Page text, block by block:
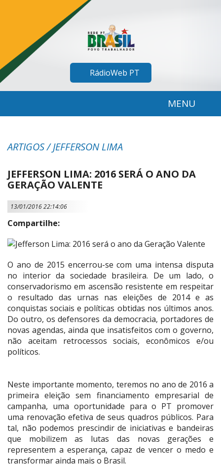
RádioWeb PT
MENU
ARTIGOS / JEFFERSON LIMA
JEFFERSON LIMA: 2016 SERÁ O ANO DA
GERAÇÃO VALENTE
13/01/2016 22:14:06
Compartilhe:
O ano de 2015 encerrou-se com uma intensa disputa
no interior da sociedade brasileira. De um lado, o
conservadorismo em ascensão resistente em respeitar
o resultado das urnas nas eleições de 2014 e as
conquistas sociais e políticas obtidas nos últimos anos.
Do outro, os defensores da democracia, portadores de
novas agendas, ainda que insatisfeitos com o governo,
não aceitam retrocessos sociais, econômicos e/ou
políticos.
Neste importante momento, teremos no ano de 2016 a
primeira eleição sem financiamento empresarial de
campanha, uma oportunidade para o PT promover
uma renovação efetiva de seus quadros públicos. Para
tal, não podemos prescindir de iniciativas e bandeiras
que mobilizem as lutas das novas gerações e
representem a esperança, capaz de vencer o medo e
transformar ainda mais o Brasil.